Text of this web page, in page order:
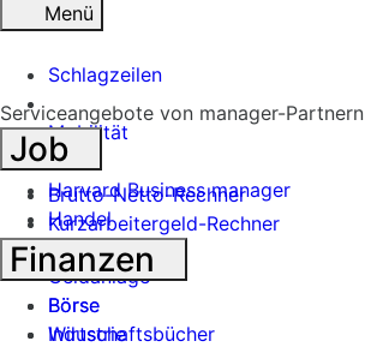
Menü
Schlagzeilen
Mobilität
Tech
Harvard Business manager
Handel
Banken
Geldanlage
Börse
Industrie
Serviceangebote von manager-Partnern
Job
Brutto-Netto-Rechner
Kurzarbeitergeld-Rechner
Finanzen
Börse
Wirtschaftsbücher